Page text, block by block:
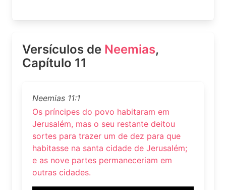
Versículos de Neemias,
Capítulo 11
Neemias 11:1
Os príncipes do povo habitaram em
Jerusalém, mas o seu restante deitou
sortes para trazer um de dez para que
habitasse na santa cidade de Jerusalém;
e as nove partes permaneceriam em
outras cidades.